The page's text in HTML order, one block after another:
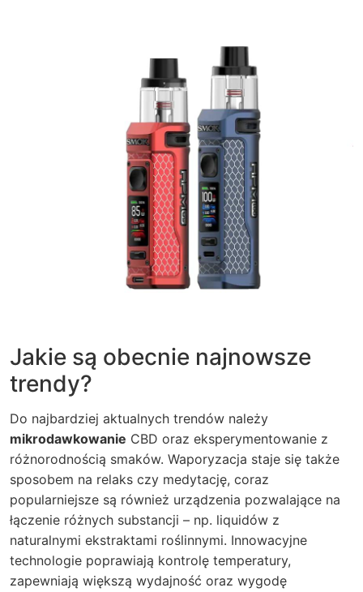
Jakie są obecnie najnowsze
trendy?
Do najbardziej aktualnych trendów należy
mikrodawkowanie CBD oraz eksperymentowanie z
różnorodnością smaków. Waporyzacja staje się także
sposobem na relaks czy medytację, coraz
popularniejsze są również urządzenia pozwalające na
łączenie różnych substancji – np. liquidów z
naturalnymi ekstraktami roślinnymi. Innowacyjne
technologie poprawiają kontrolę temperatury,
zapewniają większą wydajność oraz wygodę